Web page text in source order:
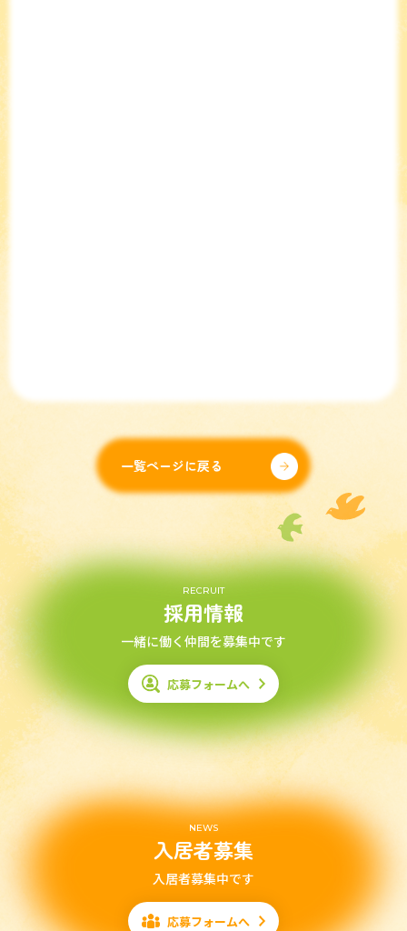
一覧ページに戻る
RECRUIT
採用情報
一緒に働く仲間を募集中です
応募フォームへ
NEWS
入居者募集
入居者募集中です
応募フォームへ